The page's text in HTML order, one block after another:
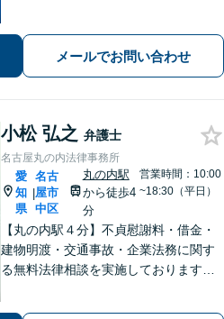
依頼者様にとって納得感の高い解決を
目指します【夜間・休日相談可】【金
メールでお問い合わせ
小松 弘之 弁護士
名古屋丸の内法律事務所
愛
知
県
|
名古
屋市
中区
丸の内駅
から徒歩4
分
営業時間：10:00
~18:30（平日）
【丸の内駅４分】不貞慰謝料・借金・
建物明渡・交通事故・企業法務に関す
る無料法律相談を実施しております。